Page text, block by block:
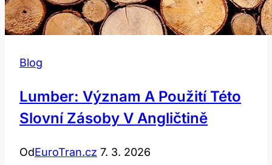
Blog
Lumber: Význam A Použití Této
Slovní Zásoby V Angličtině
OdEuroTran.cz 7. 3. 2026